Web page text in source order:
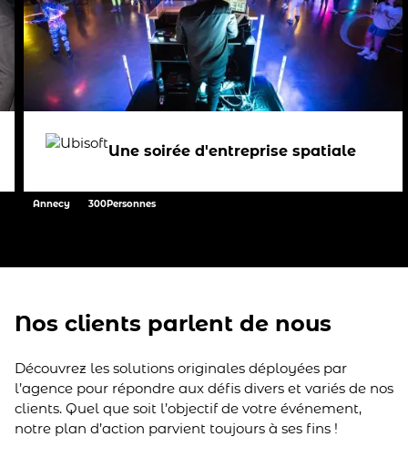
Une soirée d'entreprise spatiale
Annecy 300Personnes
Nos clients parlent de nous
Découvrez les solutions originales déployées par
l’agence pour répondre aux défis divers et variés de nos
clients. Quel que soit l’objectif de votre événement,
notre plan d’action parvient toujours à ses fins !